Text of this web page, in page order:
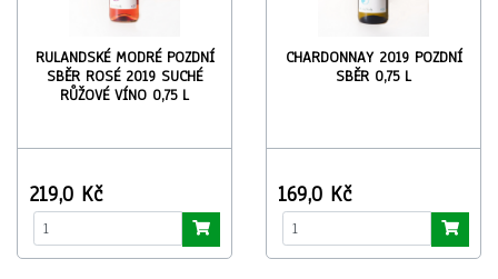
RULANDSKÉ MODRÉ POZDNÍ
SBĚR ROSÉ 2019 SUCHÉ
RŮŽOVÉ VÍNO 0,75 L
219,0 Kč
CHARDONNAY 2019 POZDNÍ
SBĚR 0,75 L
169,0 Kč